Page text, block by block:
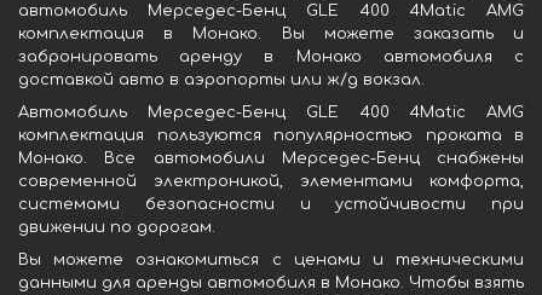
автомобиль Мерседес-Бенц GLE 400 4Matic AMG
комплектация в Монако. Вы можете заказать и
забронировать аренду в Монако автомобиля с
доставкой авто в аэропорты или ж/д вокзал.
Автомобиль Мерседес-Бенц GLE 400 4Matic AMG
комплектация пользуются популярностью проката в
Монако. Все автомобили Мерседес-Бенц снабжены
современной электроникой, элементами комфорта,
системами безопасности и устойчивости при
движении по дорогам.
Вы можете ознакомиться с ценами и техническими
данными для аренды автомобиля в Монако. Чтобы взять